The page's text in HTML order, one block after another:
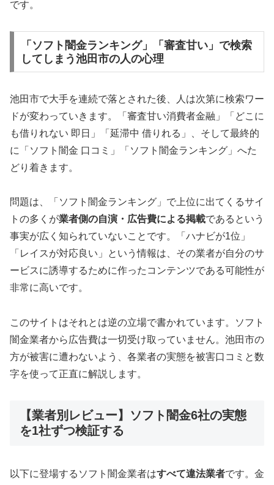
です。
「ソフト闇金ランキング」「審査甘い」で検索
してしまう池田市の人の心理
池田市で大手を連続で落とされた後、人は次第に検索ワー
ドが変わっていきます。「審査甘い消費者金融」「どこに
も借りれない 即日」「延滞中 借りれる」、そして最終的
に「ソフト闇金 口コミ」「ソフト闇金ランキング」へた
どり着きます。
問題は、「ソフト闇金ランキング」で上位に出てくるサイ
トの多くが業者側の自演・広告費による掲載であるという
事実が広く知られていないことです。「ハナビが1位」
「レイスが対応良い」という情報は、その業者が自分のサ
ービスに誘導するために作ったコンテンツである可能性が
非常に高いです。
このサイトはそれとは逆の立場で書かれています。ソフト
闇金業者から広告費は一切受け取っていません。池田市の
方が被害に遭わないよう、各業者の実態を被害口コミと数
字を使って正直に解説します。
【業者別レビュー】ソフト闇金6社の実態
を1社ずつ検証する
以下に登場するソフト闇金業者はすべて違法業者です。金